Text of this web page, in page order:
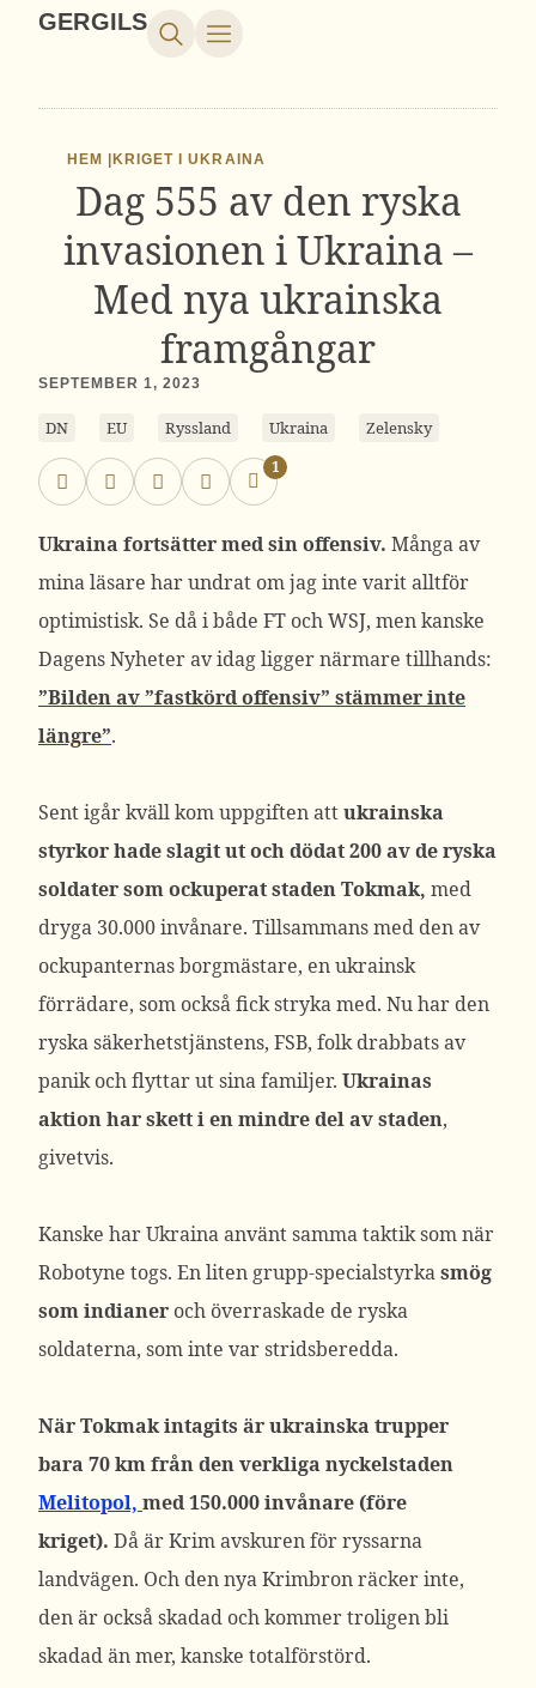
GERGILS
HEM | KRIGET I UKRAINA
Dag 555 av den ryska
invasionen i Ukraina –
Med nya ukrainska
framgångar
SEPTEMBER 1, 2023
DN EU Ryssland Ukraina Zelensky
1
Ukraina fortsätter med sin offensiv. Många av
mina läsare har undrat om jag inte varit alltför
optimistisk. Se då i både FT och WSJ, men kanske
Dagens Nyheter av idag ligger närmare tillhands:
”Bilden av ”fastkörd offensiv” stämmer inte
längre”.
Sent igår kväll kom uppgiften attukrainska
styrkor hade slagit ut och dödat 200 av de ryska
soldater som ockuperat staden Tokmak, med
dryga 30.000 invånare. Tillsammans med den av
ockupanternas borgmästare, en ukrainsk
förrädare, som också fick stryka med. Nu har den
ryska säkerhetstjänstens, FSB, folk drabbats av
panik och flyttar ut sina familjer. Ukrainas
aktion har skett i en mindre del av staden,
givetvis.
Kanske har Ukraina använt samma taktik som när
Robotyne togs. En liten grupp-specialstyrkasmög
som indianer och överraskade de ryska
soldaterna, som inte var stridsberedda.
När Tokmak intagits är ukrainska trupper
bara 70 km från den verkliga nyckelstaden
Melitopol, med 150.000 invånare (före
kriget). Då är Krim avskuren för ryssarna
landvägen. Och den nya Krimbron räcker inte,
den är också skadad och kommer troligen bli
skadad än mer, kanske totalförstörd.